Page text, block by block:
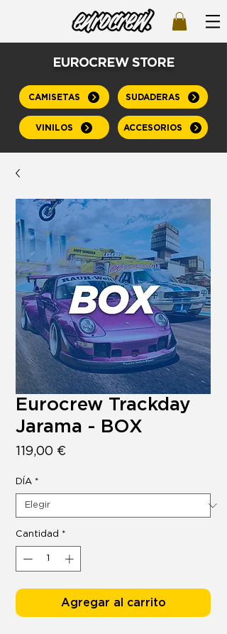
EUROCREW STORE
CAMISETAS SUDADERAS
VINILOS ACCESORIOS
Eurocrew Trackday
Jarama - BOX
119,00 €
DÍA *
Cantidad *
Agregar al carrito